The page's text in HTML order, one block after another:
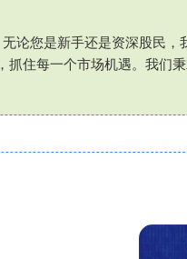
论您是新手还是资深股民，
住每一个市场机遇。我们